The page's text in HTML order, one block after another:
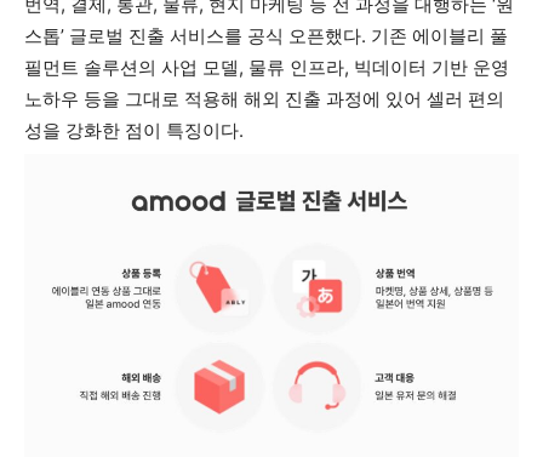
스톱’ 글로벌 진출 서비스를 공식 오픈했다. 기존 에이블리 풀
필먼트 솔루션의 사업 모델, 물류 인프라, 빅데이터 기반 운영
노하우 등을 그대로 적용해 해외 진출 과정에 있어 셀러 편의
성을 강화한 점이 특징이다.